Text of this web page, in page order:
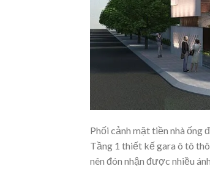
Phối cảnh mặt tiền nhà ống
Tầng 1 thiết kế gara ô tô
nên đón nhận được nhiều